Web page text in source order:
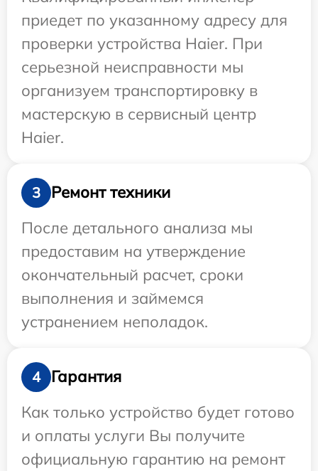
приедет по указанному адресу для
проверки устройства Haier. При
серьезной неисправности мы
организуем транспортировку в
мастерскую в сервисный центр
Haier.
3
Ремонт техники
После детального анализа мы
предоставим на утверждение
окончательный расчет, сроки
выполнения и займемся
устранением неполадок.
4
Гарантия
Как только устройство будет готово
и оплаты услуги Вы получите
официальную гарантию на ремонт